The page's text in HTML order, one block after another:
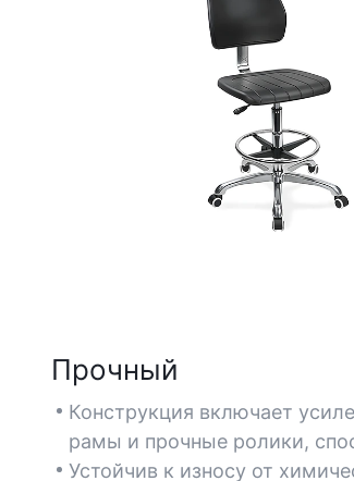
Прочный
Конструкция включает
рамы и прочные ролики,
выдерживать частые
Устойчив к износу от